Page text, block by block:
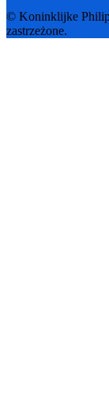
© Koninklijke
zastrzeżone.